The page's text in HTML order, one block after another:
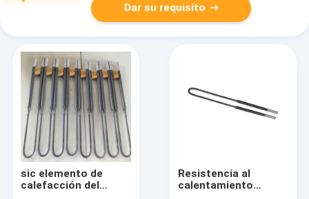
Dar su requisito
sic elemento de
calefacción del
Resistencia al
calentamiento